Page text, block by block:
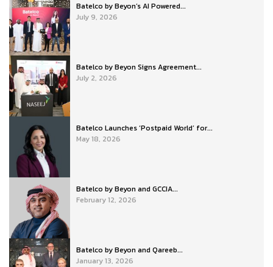
Batelco by Beyon’s AI Powered...
July 9, 2026
Batelco by Beyon Signs Agreement...
July 2, 2026
Batelco Launches ‘Postpaid World’ for...
May 18, 2026
Batelco by Beyon and GCCIA...
February 12, 2026
Batelco by Beyon and Qareeb...
January 13, 2026